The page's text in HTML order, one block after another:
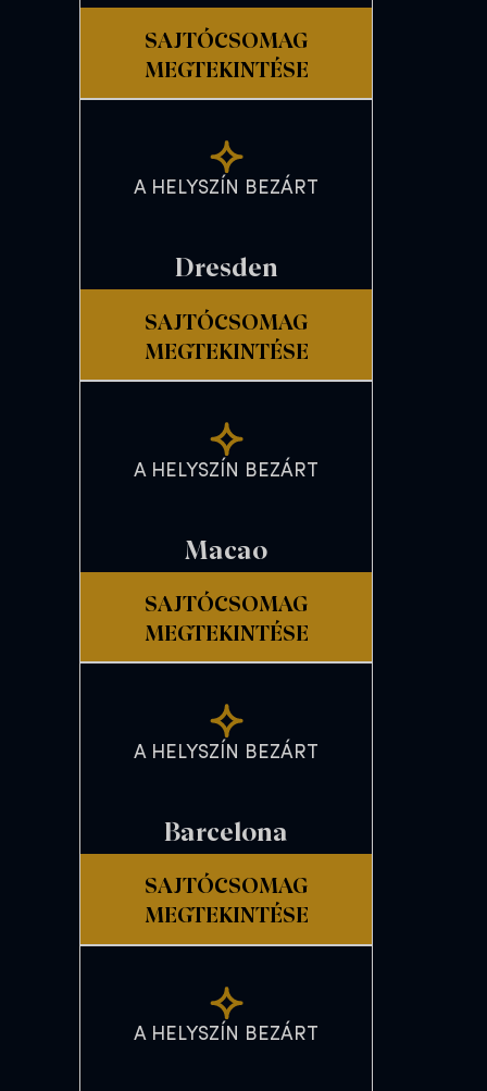
SAJTÓCSOMAG
MEGTEKINTÉSE
A HELYSZÍN BEZÁRT
Dresden
SAJTÓCSOMAG
MEGTEKINTÉSE
A HELYSZÍN BEZÁRT
Macao
SAJTÓCSOMAG
MEGTEKINTÉSE
A HELYSZÍN BEZÁRT
Barcelona
SAJTÓCSOMAG
MEGTEKINTÉSE
A HELYSZÍN BEZÁRT